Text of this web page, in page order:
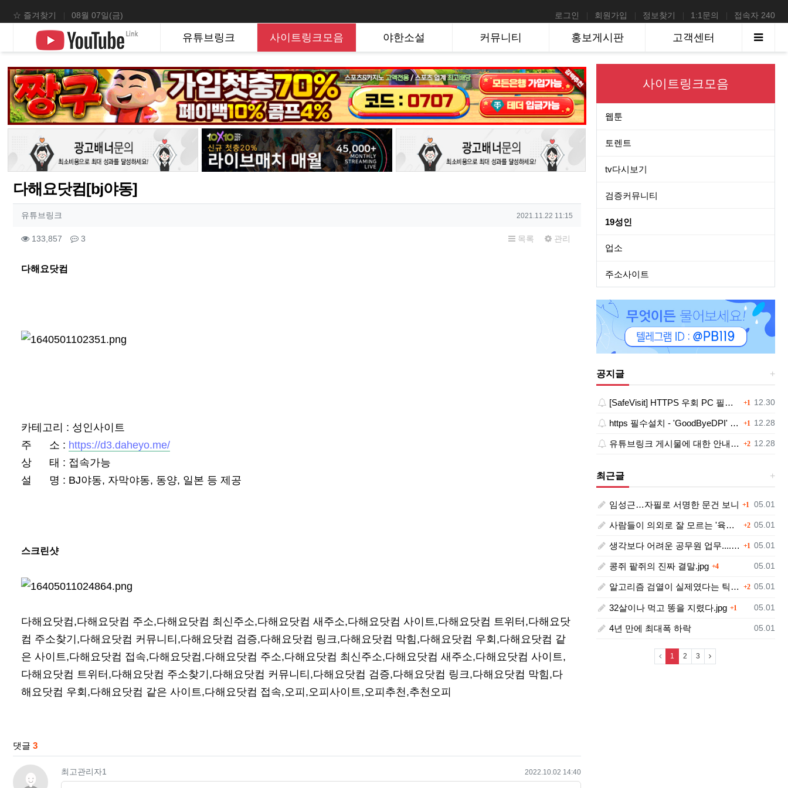
상단 네비
☆ 즐겨찾기 08월 07일(금) 로그인 회원가입 정보찾기 1:1문의 접속자 240
메인 메뉴 유튜브링크 사이트링크모음 야한소설 커뮤니티 홍보게시판 고객센터 사이
다해요닷컴[bj야동]
작성자 정보
유튜브링크 작성일
2021.11.22 11:15
컨텐츠 정보
133,857 조회 3 목록 관리
본문
다해요닷컴
카테고리 : 성인사이트
주 소 : https://d3.daheyo.me/
상 태 : 접속가능
설 명 : BJ야동, 자막야동, 동양, 일본 등 제공
스크린샷
다해요닷컴,다해요닷컴 주소,다해요닷컴 최신주소,다해요닷컴 새주소,다해요닷컴 사이트,다해요닷컴 트위터,다해요닷
컴 주소찾기,다해요닷컴 커뮤니티,다해요닷컴 검증,다해요닷컴 링크,다해요닷컴 막힘,다해요닷컴 우회,다해요닷컴 같
은 사이트,다해요닷컴 접속,다해요닷컴,다해요닷컴 주소,다해요닷컴 최신주소,다해요닷컴 새주소,다해요닷컴 사이트,
다해요닷컴 트위터,다해요닷컴 주소찾기,다해요닷컴 커뮤니티,다해요닷컴 검증,다해요닷컴 링크,다해요닷컴 막힘,다
해요닷컴 우회,다해요닷컴 같은 사이트,다해요닷컴 접속,오피,오피사이트,오피추천,추천오피
댓글 3
최고관리자1님의 댓글
최고관리자1 작성일
2022.10.02 14:40
사이트링크모음
웹툰
토렌트
tv다시보기
검증커뮤니티
19성인
업소
주소사이트
공지글
등록일
12.30
[SafeVisit] HTTPS 우회 PC 필수설치!, 모바일 최강속도 1 댓글
등록일
12.28
https 필수설치 - 'GoodByeDPI' 프로그램 다운로드<< 1 댓글
등록일
12.28
유튜브링크 게시물에 대한 안내와 삭제 요청 공지 2댓글
최근글
등록일
05.01
임성근…자필로 서명한 문건 보니 1 댓글
등록일
05.01
사람들이 의외로 잘 모르는 '육개장'의 뜻.jpg 2댓글
등록일
05.01
생각보다 어려운 공무원 업무....jpg 1 댓글
등록일
05.01
콩쥐 팥쥐의 진짜 결말.jpg 4댓글
등록일
05.01
알고리즘 검열이 실제였다는 틱톡.jpg 2댓글
등록일
05.01
32살이나 먹고 똥을 지렸다.jpg 1
등록일
05.01
4년 만에 최대폭 하락
1 (current)
2 3